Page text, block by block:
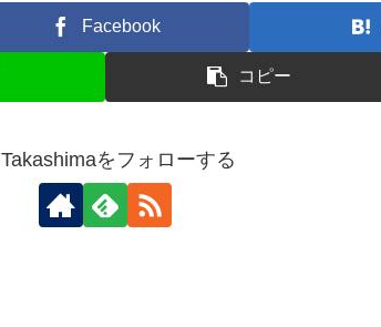
Facebook
コピー
をフォローする